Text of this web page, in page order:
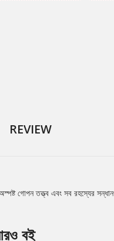
REVIEW
গোপন তত্ত্ব এবং সব রহস্যের
বই